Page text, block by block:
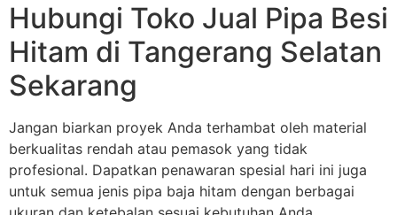
Hubungi Toko Jual Pipa Besi
Hitam di Tangerang Selatan
Sekarang
Jangan biarkan proyek Anda terhambat oleh material
berkualitas rendah atau pemasok yang tidak
profesional. Dapatkan penawaran spesial hari ini juga
untuk semua jenis pipa baja hitam dengan berbagai